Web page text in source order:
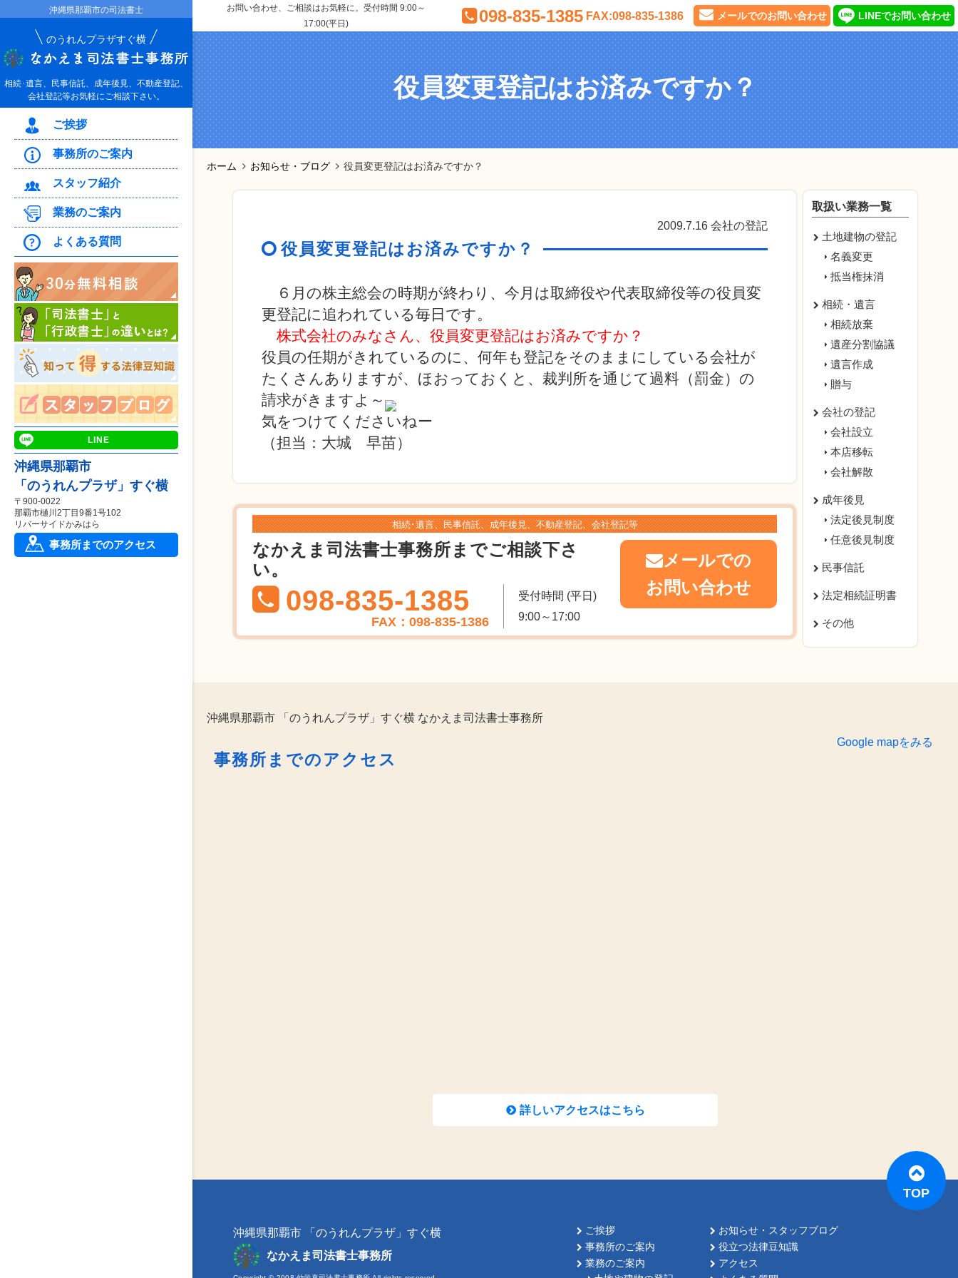
沖縄県那覇市の司法書士
のうれんプラザすぐ横
相続･遺言、民事信託、成年後見、不動産登記、
会社登記等お気軽にご相談下さい。
ご挨拶
事務所のご案内
スタッフ紹介
業務のご案内
よくある質問
LINE
沖縄県那覇市
「のうれんプラザ」すぐ横
〒900-0022
那覇市樋川2丁目9番1号102
リバーサイドかみはら
事務所までのアクセス
お問い合わせ、ご相談はお気軽に。受付時間 9:00～
17:00(平日)
098-835-1385 FAX:098-835-1386 メールでのお問い合わせ LINEでお問い合わせ
役員変更登記はお済みですか？
ホーム お知らせ・ブログ 役員変更登記はお済みですか？
取扱い業務一覧
土地建物の登記
名義変更
抵当権抹消
相続・遺言
相続放棄
遺産分割協議
遺言作成
贈与
会社の登記
会社設立
本店移転
会社解散
成年後見
法定後見制度
任意後見制度
民事信託
法定相続証明書
その他
2009.7.16 会社の登記
役員変更登記はお済みですか？
６月の株主総会の時期が終わり、今月は取締役や代表取締役等の役員変
更登記に追われている毎日です。
株式会社のみなさん、役員変更登記はお済みですか？
役員の任期がきれているのに、何年も登記をそのままにしている会社が
たくさんありますが、ほおっておくと、裁判所を通じて過料（罰金）の
請求がきますよ～
気をつけてくださいねー
（担当：大城 早苗）
相続･遺言、民事信託、成年後見、不動産登記、会社登記等
なかえま司法書士事務所までご相談下さ
い。
098-835-1385
FAX：098-835-1386
受付時間 (平日)
9:00～17:00
メールでの
お問い合わせ
沖縄県那覇市 「のうれんプラザ」すぐ横 なかえま司法書士事務所
事務所までのアクセス
Google mapをみる
詳しいアクセスはこちら
TOP
沖縄県那覇市 「のうれんプラザ」すぐ横
なかえま司法書士事務所
ご挨拶
事務所のご案内
業務のご案内
お知らせ・スタッフブログ
役立つ法律豆知識
アクセス